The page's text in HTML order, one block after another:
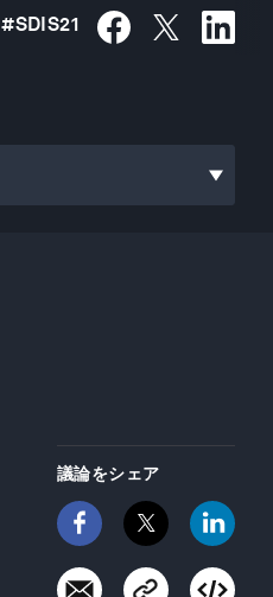
#SDIS21
議論をシェア